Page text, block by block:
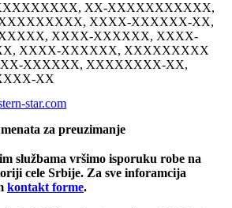
XX-XXXXXXXXXXX,
XXXX-XXXXXX-XX,
XXXX-XXXXXX, XXXX-
XXXX-XXXXXX, XXXXXXXXX
XXXXXX, XXXXXXXX-XX,
XX
star.com
za preuzimanje
službama vršimo isporuku robe na
cele Srbije. Za sve inforamcija
kontakt forme.